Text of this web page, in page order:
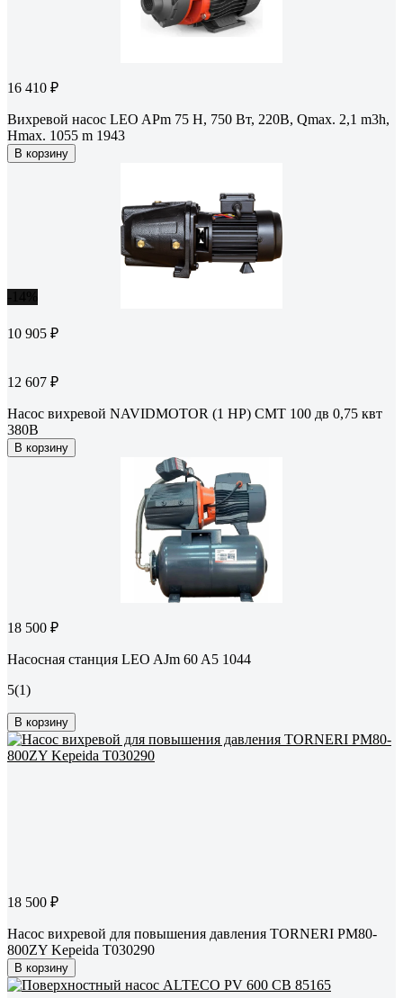
16 410 ₽
Вихревой насос LEO APm 75 H, 750 Вт, 220В, Qmax. 2,1 m3h,
Hmax. 1055 m 1943
В корзину
10 905 ₽
12 607 ₽
Насос вихревой NAVIDMOTOR (1 HP) CMT 100 дв 0,75 квт
380В
В корзину
18 500 ₽
Насосная станция LEO AJm 60 A5 1044
5(1)
В корзину
18 500 ₽
Насос вихревой для повышения давления TORNERI PM80-
800ZY Kepeida Т030290
В корзину